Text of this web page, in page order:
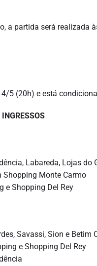
a partida será realizada
5 (20h) e está
Labareda, Lojas do
Shopping Monte Carmo
e Shopping Del Rey
Savassi, Sion e Betim
e Shopping Del Rey